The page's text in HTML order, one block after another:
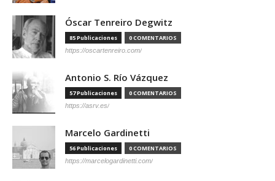
Óscar Tenreiro Degwitz
85 Publicaciones 0 COMENTARIOS
https://oscartenreiro.com/
Antonio S. Río Vázquez
57 Publicaciones 0 COMENTARIOS
https://asrv.es/
Marcelo Gardinetti
56 Publicaciones 0 COMENTARIOS
https://marcelogardinetti.com/